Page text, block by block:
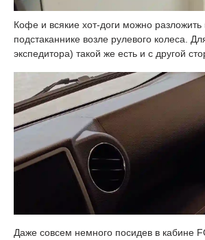
Кофе и всякие хот-доги можно
подстаканнике возле рулевого колеса.
экспедитора) такой же есть и с другой
Даже совсем немного посидев в кабине